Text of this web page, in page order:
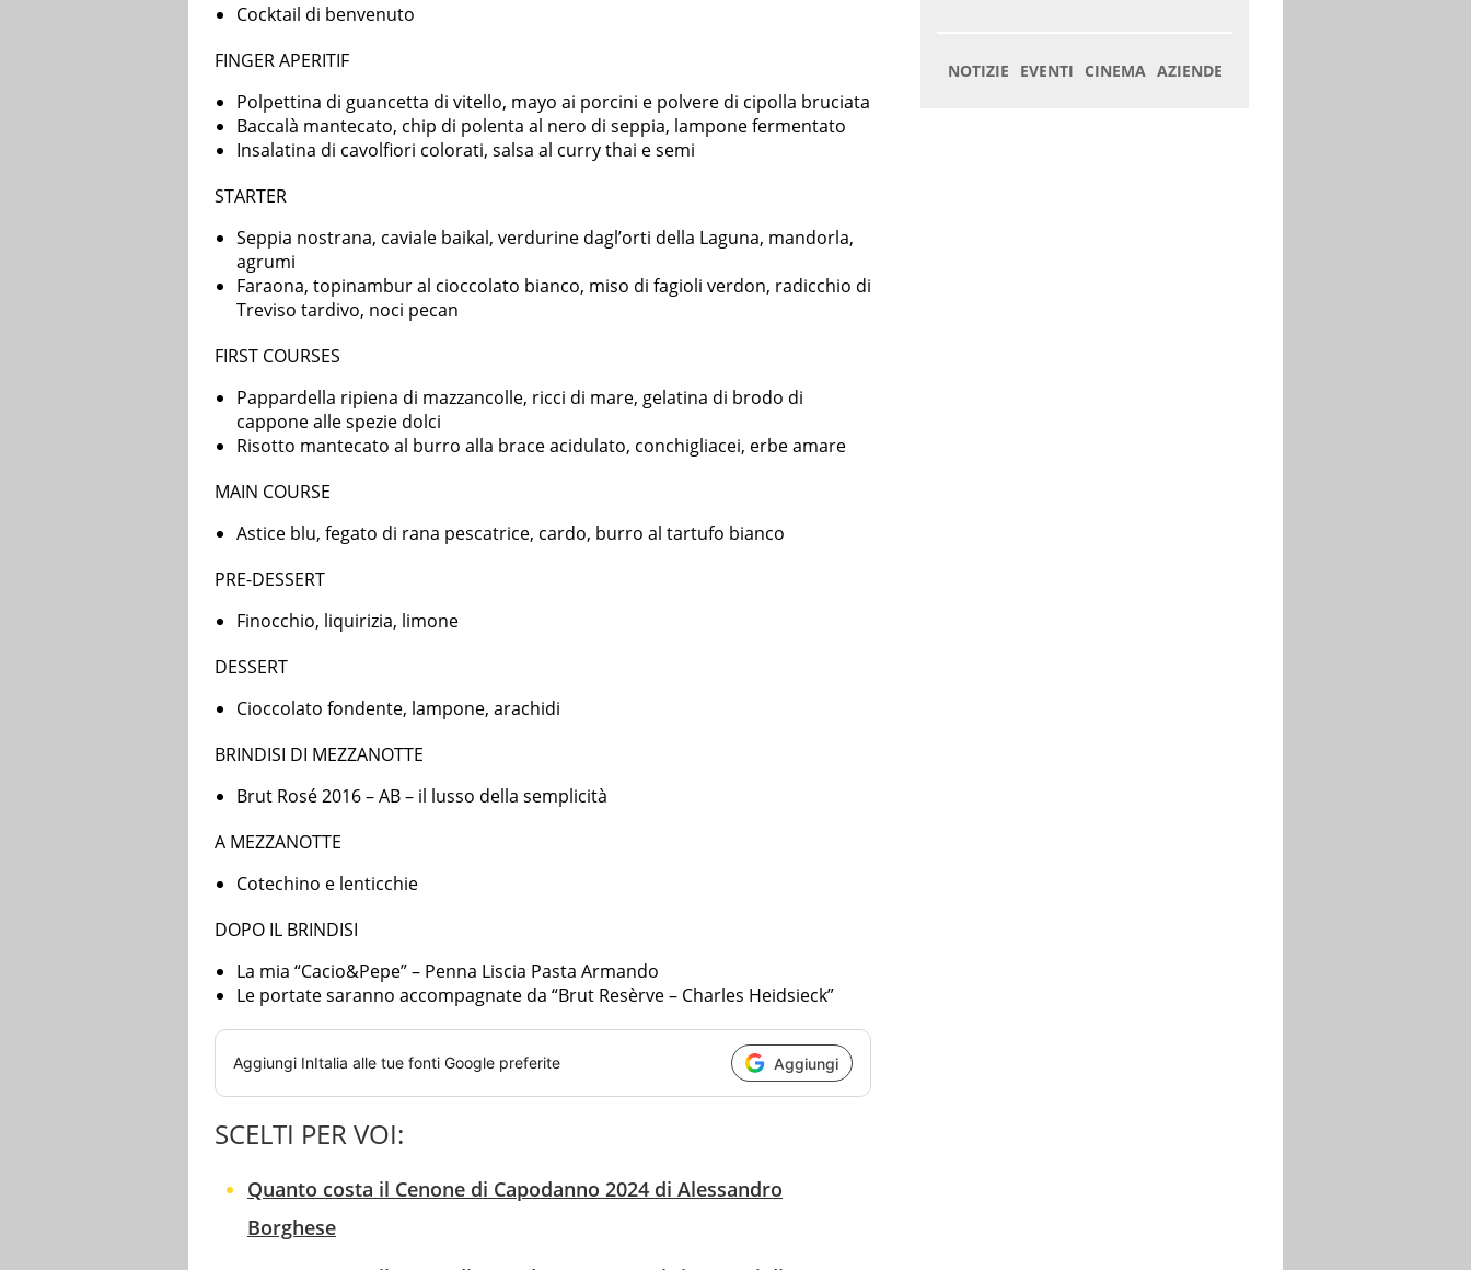
Cocktail di benvenuto
FINGER APERITIF
Polpettina di guancetta di vitello, mayo ai porcini e polvere di cipolla bruciata
Baccalà mantecato, chip di polenta al nero di seppia, lampone fermentato
Insalatina di cavolfiori colorati, salsa al curry thai e semi
STARTER
Seppia nostrana, caviale baikal, verdurine dagl’orti della Laguna, mandorla,
agrumi
Faraona, topinambur al cioccolato bianco, miso di fagioli verdon, radicchio di
Treviso tardivo, noci pecan
FIRST COURSES
Pappardella ripiena di mazzancolle, ricci di mare, gelatina di brodo di
cappone alle spezie dolci
Risotto mantecato al burro alla brace acidulato, conchigliacei, erbe amare
MAIN COURSE
Astice blu, fegato di rana pescatrice, cardo, burro al tartufo bianco
PRE-DESSERT
Finocchio, liquirizia, limone
DESSERT
Cioccolato fondente, lampone, arachidi
BRINDISI DI MEZZANOTTE
Brut Rosé 2016 – AB – il lusso della semplicità
A MEZZANOTTE
Cotechino e lenticchie
DOPO IL BRINDISI
La mia “Cacio&Pepe” – Penna Liscia Pasta Armando
Le portate saranno accompagnate da “Brut Resèrve – Charles Heidsieck”
Aggiungi InItalia alle tue fonti Google preferite Aggiungi
SCELTI PER VOI:
Quanto costa il Cenone di Capodanno 2024 di Alessandro
Borghese